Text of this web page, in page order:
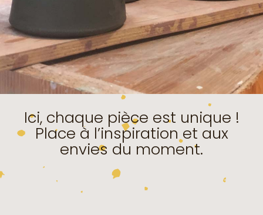
Ici, chaque pièce est unique !
Place à l’inspiration et aux
envies du moment.